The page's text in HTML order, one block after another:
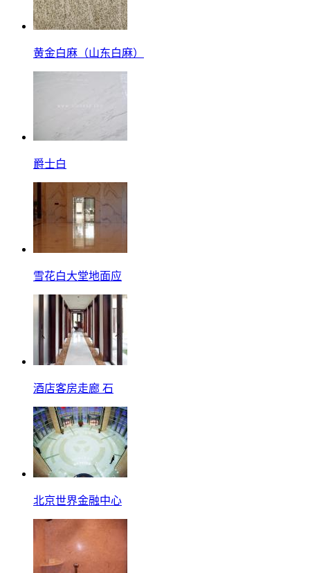
黄金白麻（山东白麻）
爵士白
雪花白大堂地面应
酒店客房走廊 石
北京世界金融中心